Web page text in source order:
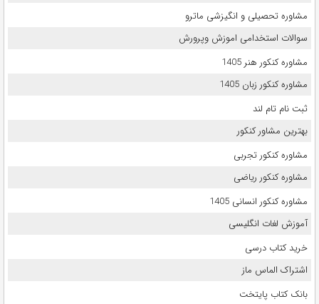
مشاوره تحصیلی و انگیزشی ماترو
سوالات استخدامی اموزش وپرورش
مشاوره کنکور هنر 1405
مشاوره کنکور زبان 1405
ثبت نام تام لند
بهترین مشاور کنکور
مشاوره کنکور تجربی
مشاوره کنکور ریاضی
مشاوره کنکور انسانی 1405
آموزش لغات انگلیسی
خرید کتاب درسی
اشتراک الماس ماز
بانک کتاب پایتخت